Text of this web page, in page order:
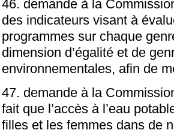
46. demande à la
des indicateurs visant à
programmes sur chaque
dimension d’égalité et de
environnementales, afin de
47. demande à la
fait que l’accès à l’eau
filles et les femmes dans de